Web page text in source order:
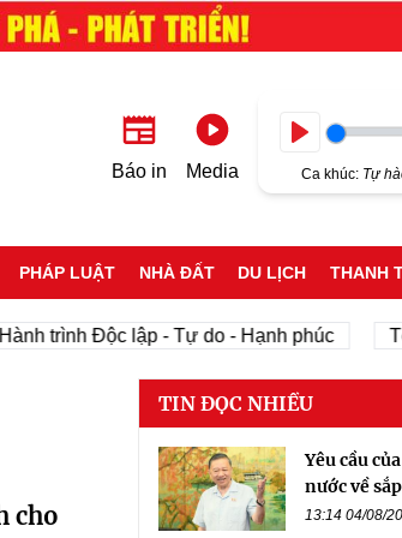
Báo in Media Ca khúc: Tự
PHÁP LUẬT NHÀ ĐẤT DU LỊCH THANH
trình Độc lập - Tự do - Hạnh phúc
cho
TIN ĐỌC NHIỀU
Yêu cầu
nước về
13:14 04/08/